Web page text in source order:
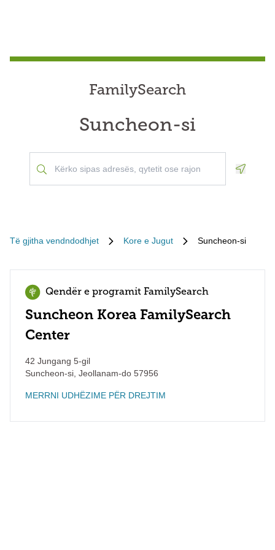
FamilySearch
Suncheon-si
Të gjitha vendndodhjet Kore e Jugut Suncheon-si
Qendër e programit FamilySearch
Suncheon Korea FamilySearch
Center
42 Jungang 5-gil
Suncheon-si Jeollanam-do 57956
MERRNI UDHËZIME PËR DREJTIM